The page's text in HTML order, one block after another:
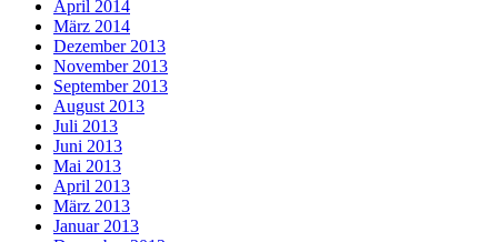
April 2014
März 2014
Dezember 2013
November 2013
September 2013
August 2013
Juli 2013
Juni 2013
Mai 2013
April 2013
März 2013
Januar 2013